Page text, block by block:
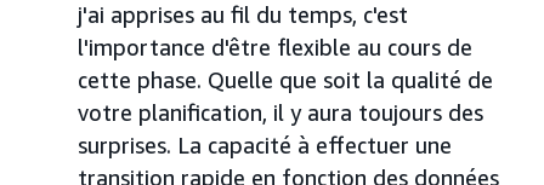
j'ai apprises au fil du temps, c'est
l'importance d'être flexible au cours de
cette phase. Quelle que soit la qualité de
votre planification, il y aura toujours des
surprises. La capacité à effectuer une
transition rapide en fonction des données